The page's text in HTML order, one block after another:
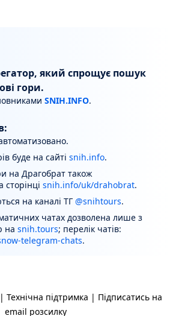
який спрощує пошук
гори.
SNIH.INFO.
буде на сайті snih.info.
на Драгобрат також
snih.info/uk/drahobrat.
на каналі ТГ @snihtours.
чатах дозволена лише з
на snih.tours; перелік чатів:
telegram-chats.
| Технічна підтримка | Підписатись на
email розсилку